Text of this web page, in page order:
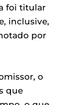
foi titular
inclusive,
por
o
que